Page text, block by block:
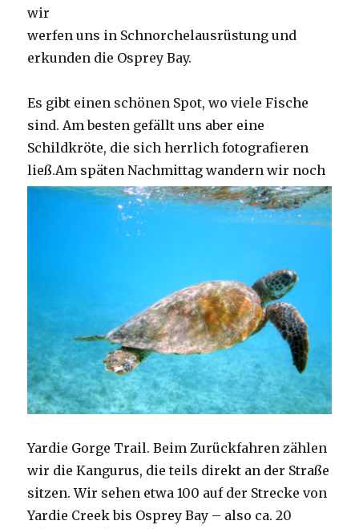
wir
werfen uns in Schnorchelausrüstung und
erkunden die Osprey Bay.
Es gibt einen schönen Spot, wo viele Fische
sind. Am besten gefällt uns aber eine
Schildkröte, die sich herrlich fotografieren
ließ.Am späten Nachmittag wandern wir noch
Yardie Gorge Trail. Beim Zurückfahren zählen
wir die Kangurus, die teils direkt an der Straße
sitzen. Wir sehen etwa 100 auf der Strecke von
Yardie Creek bis Osprey Bay – also ca. 20